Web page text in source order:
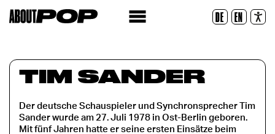
DE EN
Réinitialiser
TIM SANDER
Der deutsche Schauspieler und Synchronsprecher Tim
Sander wurde am 27. Juli 1978 in Ost-Berlin geboren.
Mit fünf Jahren hatte er seine ersten Einsätze beim